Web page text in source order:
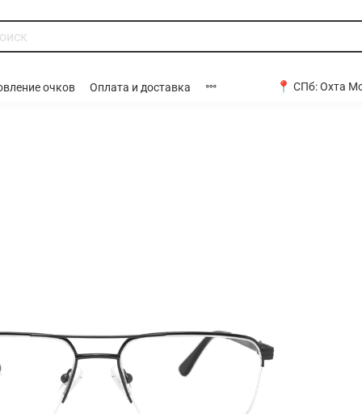
очков Оплата и доставка 📍 СПб:Охта